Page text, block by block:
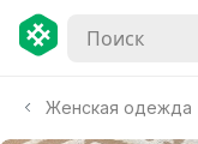
Женская одежда